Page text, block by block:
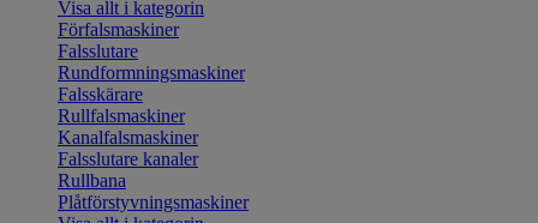
Visa allt i kategorin
Förfalsmaskiner
Falsslutare
Rundformningsmaskiner
Falsskärare
Rullfalsmaskiner
Kanalfalsmaskiner
Falsslutare kanaler
Rullbana
Plåtförstyvningsmaskiner